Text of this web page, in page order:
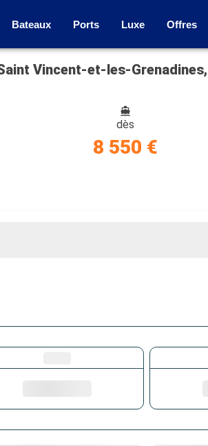
Bateaux Ports Luxe Offres
dès
8 550 €